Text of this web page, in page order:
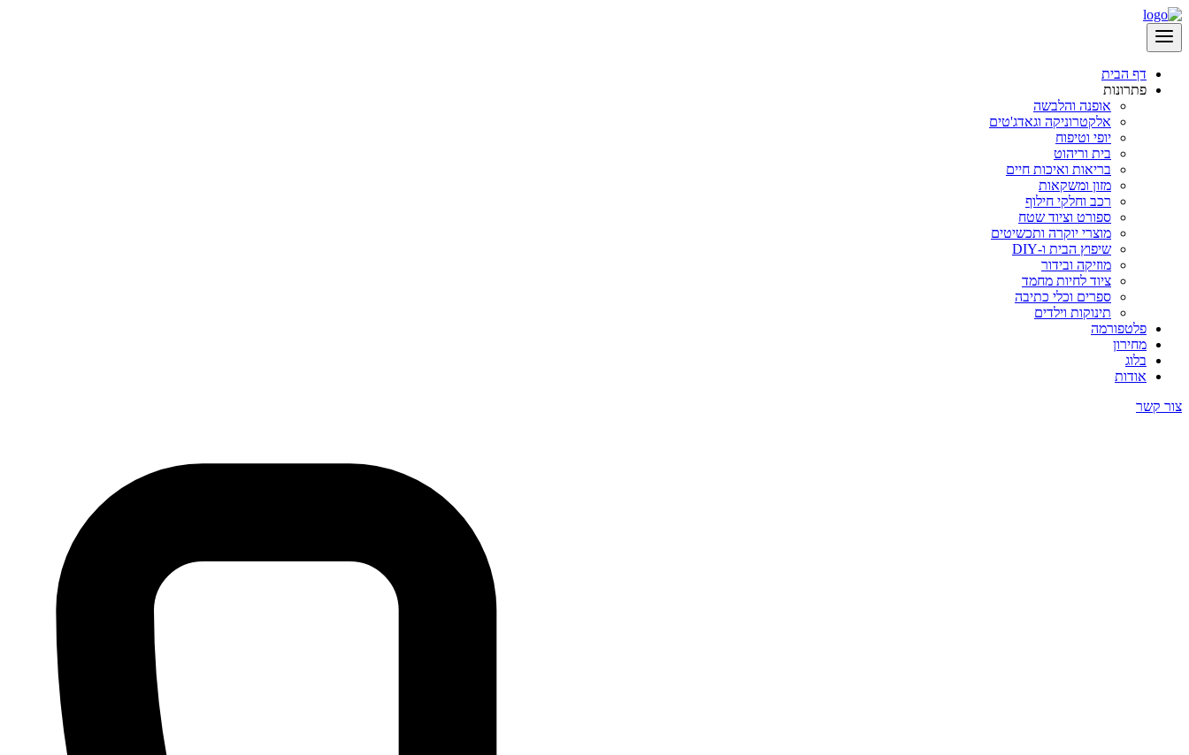
דף הבית
פתרונות
אופנה והלבשה
אלקטרוניקה וגאדג'טים
יופי וטיפוח
בית וריהוט
בריאות ואיכות חיים
מזון ומשקאות
רכב וחלקי חילוף
ספורט וציוד שטח
מוצרי יוקרה ותכשיטים
שיפוץ הבית ו-DIY
מוזיקה ובידור
ציוד לחיות מחמד
ספרים וכלי כתיבה
תינוקות וילדים
פלטפורמה
מחירון
בלוג
אודות
צור קשר